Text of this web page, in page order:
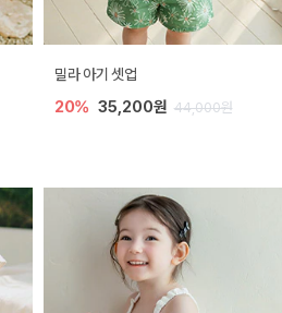
밀라 아기 셋업
20% 35,200원 44,000원